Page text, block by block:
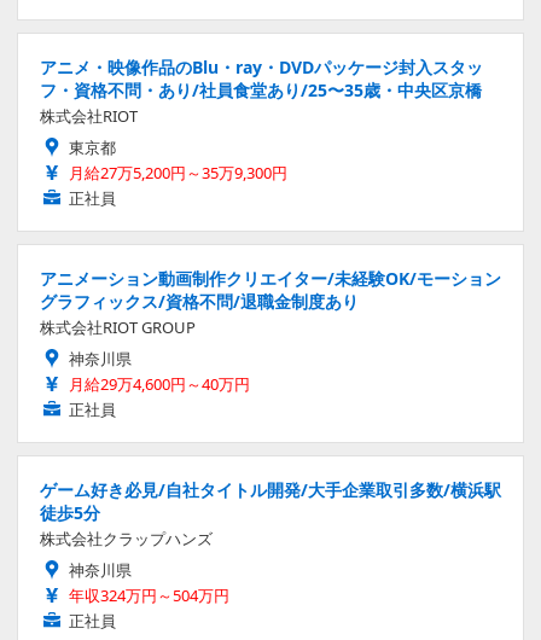
アニメ・映像作品のBlu・ray・DVDパッケージ封入スタッ
フ・資格不問・あり/社員食堂あり/25〜35歳・中央区京橋
株式会社RIOT
東京都
月給27万5,200円～35万9,300円
正社員
アニメーション動画制作クリエイター/未経験OK/モーション
グラフィックス/資格不問/退職金制度あり
株式会社RIOT GROUP
神奈川県
月給29万4,600円～40万円
正社員
ゲーム好き必見/自社タイトル開発/大手企業取引多数/横浜駅
徒歩5分
株式会社クラップハンズ
神奈川県
年収324万円～504万円
正社員